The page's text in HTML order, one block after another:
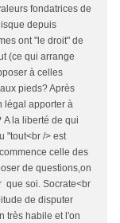
fondatrices de
depuis
ont "le droit" de
(ce qui arrange
à celles
pieds? Après
légal apporter à
la liberté de qui
"tout<br /> est
celle des
de questions,on
que soi. Socrate<br
de disputer
très habile et l'on